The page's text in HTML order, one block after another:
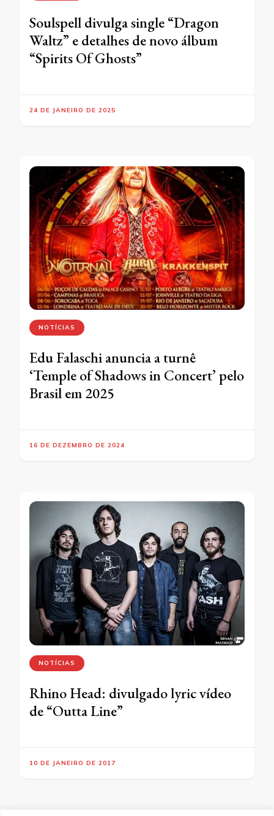
Soulspell divulga single “Dragon
Waltz” e detalhes de novo álbum
“Spirits Of Ghosts”
24 DE JANEIRO DE 2025
NOTÍCIAS
Edu Falaschi anuncia a turnê
‘Temple of Shadows in Concert’ pelo
Brasil em 2025
16 DE DEZEMBRO DE 2024
NOTÍCIAS
Rhino Head: divulgado lyric vídeo
de “Outta Line”
10 DE JANEIRO DE 2017